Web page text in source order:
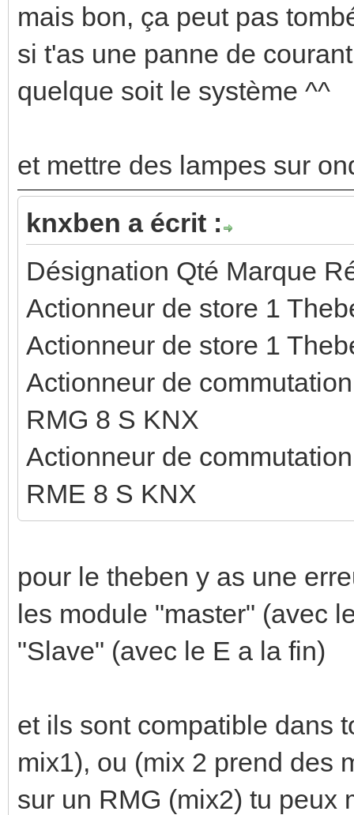
mais bon, ça peut pas
si t'as une panne de
quelque soit le système ^^
et mettre des lampes sur
knxben a écrit :
Désignation Qté Marque
Actionneur de store 1
Actionneur de store 1
Actionneur de
RMG 8 S KNX
Actionneur de
RME 8 S KNX
pour le theben y as une
les module "master" (avec
"Slave" (avec le E a la fin)
et ils sont compatible dans
mix1), ou (mix 2 prend des
sur un RMG (mix2) tu peux